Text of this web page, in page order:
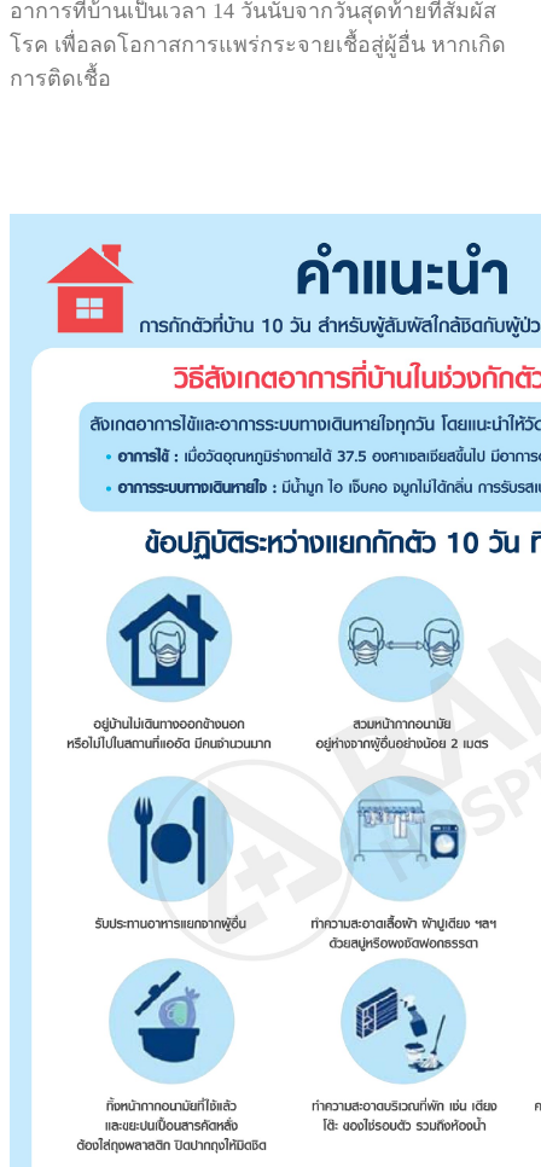
อาการที่บ้านเป็นเวลา 14 วันนับจากวันสุดท้ายที่สัมผัส
โรค เพื่อลดโอกาสการแพร่กระจายเชื้อสู่ผู้อื่น หากเกิด
การติดเชื้อ